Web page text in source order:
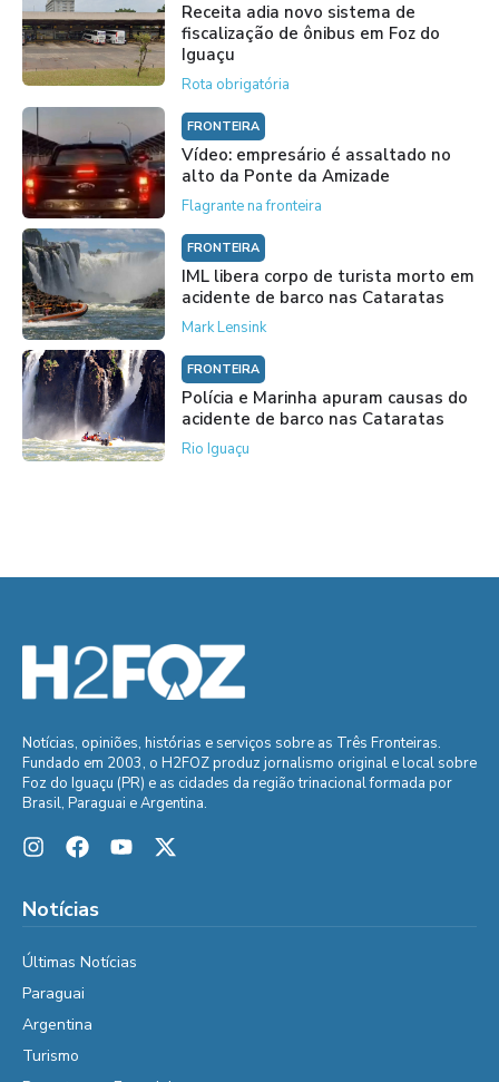
Receita adia novo sistema de
fiscalização de ônibus em Foz do
Iguaçu
Rota obrigatória
FRONTEIRA
Vídeo: empresário é assaltado no
alto da Ponte da Amizade
Flagrante na fronteira
FRONTEIRA
IML libera corpo de turista morto em
acidente de barco nas Cataratas
Mark Lensink
FRONTEIRA
Polícia e Marinha apuram causas do
acidente de barco nas Cataratas
Rio Iguaçu
Notícias, opiniões, histórias e serviços sobre as Três Fronteiras.
Fundado em 2003, o H2FOZ produz jornalismo original e local sobre
Foz do Iguaçu (PR) e as cidades da região trinacional formada por
Brasil, Paraguai e Argentina.
Notícias
Últimas Notícias
Paraguai
Argentina
Turismo